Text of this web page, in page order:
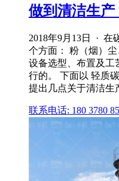
做到清洁生产
2018年9月13日 · 在
个方面： 粉（烟）
设备选型、布置及工
行的。 下面以 轻质
提出几点关于清洁生
联系电话: 180 3780